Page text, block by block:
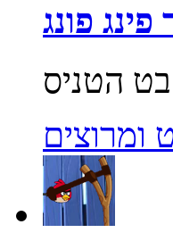
פונג
ומרוצים